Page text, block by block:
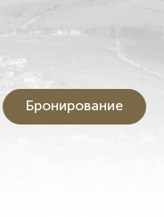
Бронирование